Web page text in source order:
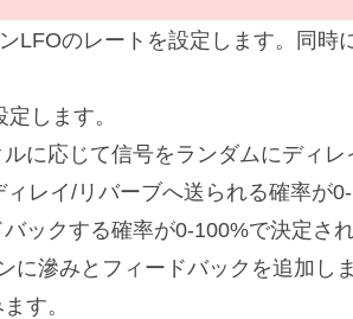
LFOのレートを設定します。同時
します。
に応じて信号をランダムにディレ
ィレイ/リバーブへ送られる確率が
ックする確率が0-100%で決定され
に滲みとフィードバックを追加し
す。